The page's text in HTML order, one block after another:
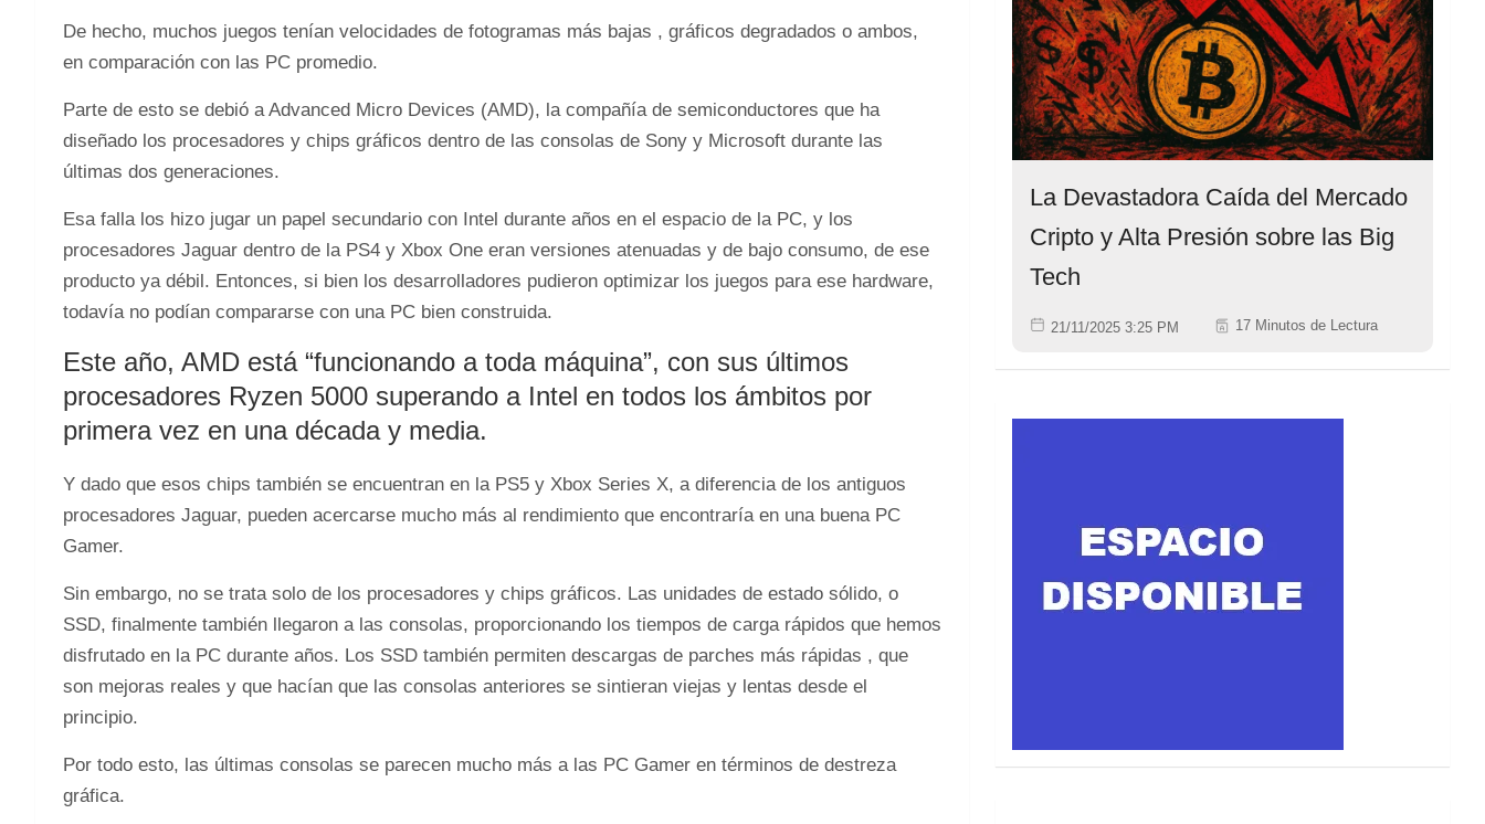
De ​​hecho, muchos juegos tenían velocidades de fotogramas más bajas , gráficos degradados o ambos,
en comparación con las PC promedio.
Parte de esto se debió a Advanced Micro Devices (AMD), la compañía de semiconductores que ha
diseñado los procesadores y chips gráficos dentro de las consolas de Sony y Microsoft durante las
últimas dos generaciones.
Esa falla los hizo jugar un papel secundario con Intel durante años en el espacio de la PC, y los
procesadores Jaguar dentro de la PS4 y Xbox One eran versiones atenuadas y de bajo consumo, de ese
producto ya débil. Entonces, si bien los desarrolladores pudieron optimizar los juegos para ese hardware,
todavía no podían compararse con una PC bien construida.
Este año, AMD está “funcionando a toda máquina”, con sus últimos
procesadores Ryzen 5000 superando a Intel en todos los ámbitos por
primera vez en una década y media.
Y dado que esos chips también se encuentran en la PS5 y Xbox Series X, a diferencia de los antiguos
procesadores Jaguar, pueden acercarse mucho más al rendimiento que encontraría en una buena PC
Gamer.
Sin embargo, no se trata solo de los procesadores y chips gráficos. Las unidades de estado sólido, o
SSD, finalmente también llegaron a las consolas, proporcionando los tiempos de carga rápidos que hemos
disfrutado en la PC durante años. Los SSD también permiten descargas de parches más rápidas , que
son mejoras reales y que hacían que las consolas anteriores se sintieran viejas y lentas desde el
principio.
Por todo esto, las últimas consolas se parecen mucho más a las PC Gamer en términos de destreza
gráfica.
La Devastadora Caída del Mercado
Cripto y Alta Presión sobre las Big
Tech
21/11/2025 3:25 PM 17 Minutos de Lectura